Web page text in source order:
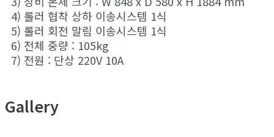
4) 롤러 협착 상하 이송시스템 1식
5) 롤러 회전 말림 이송시스템 1식
6) 전체 중량 : 105kg
7) 전원 : 단상 220V 10A
Gallery